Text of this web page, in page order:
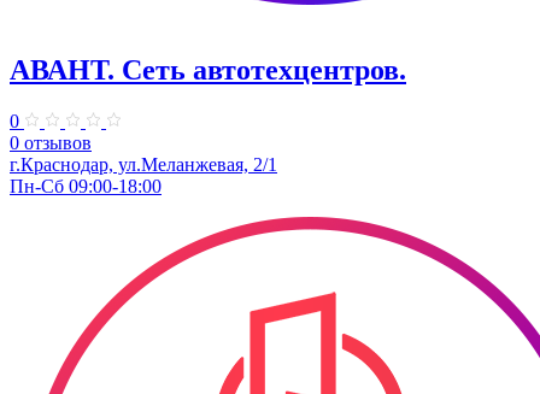
АВАНТ. ​Сеть автотехцентров.
0
0 отзывов
​г.Краснодар, ул.Меланжевая, 2/1
Пн-Сб 09:00-18:00